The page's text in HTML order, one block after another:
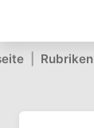
Rubriken